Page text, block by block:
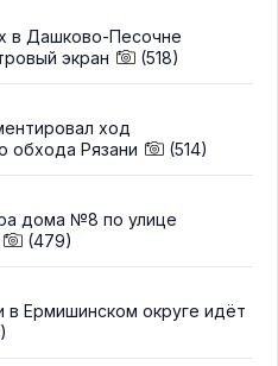
в Дашково-Песочне
экран
(518)
ход
обхода Рязани
(514)
дома №8 по улице
(479)
в Ермишинском округе идёт